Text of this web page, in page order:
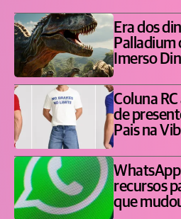
Era dos
Palladium
Imerso
Coluna
de
Pais na
recursos
que